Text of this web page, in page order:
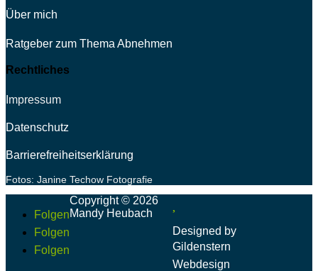
Über mich
Ratgeber zum Thema Abnehmen
Rechtliches
Impressum
Datenschutz
Barrierefreiheitserklärung
Fotos: Janine Techow Fotografie
Folgen
Folgen
Folgen
Copyright © 2026
Mandy Heubach
Designed by
Gildenstern
Webdesign